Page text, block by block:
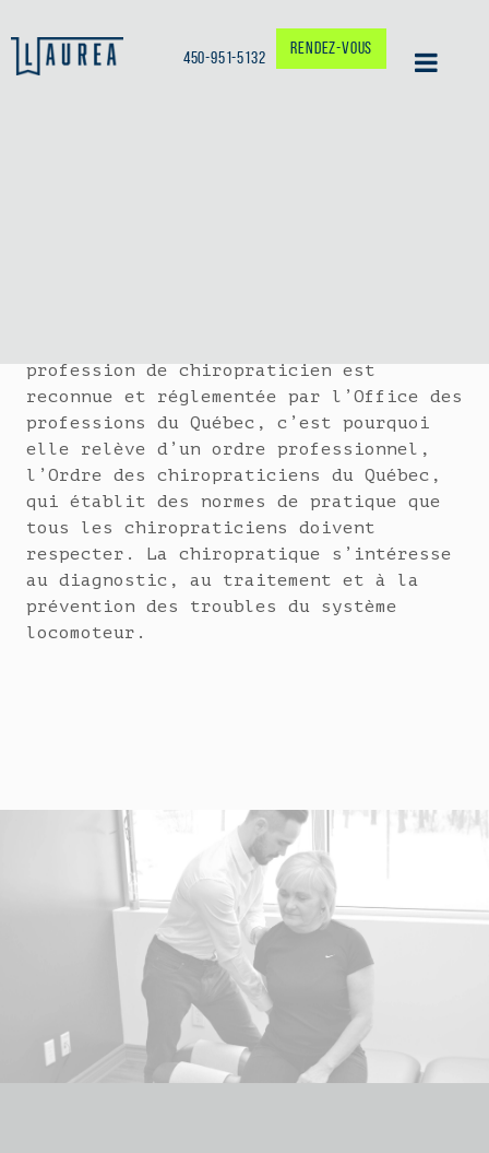
RENDEZ-VOUS
450-951-5132
profession de chiropraticien est
reconnue et réglementée par l’Office des
professions du Québec, c’est pourquoi
elle relève d’un ordre professionnel,
l’Ordre des chiropraticiens du Québec,
qui établit des normes de pratique que
tous les chiropraticiens doivent
respecter. La chiropratique s’intéresse
au diagnostic, au traitement et à la
prévention des troubles du système
locomoteur.